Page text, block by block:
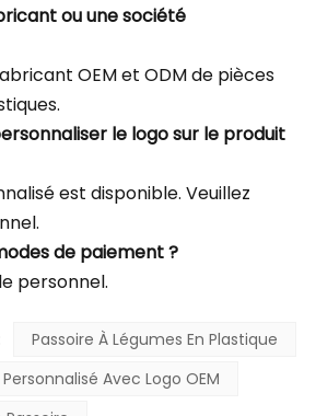
ou une société
OEM et ODM de pièces
le logo sur le produit
est disponible. Veuillez
de paiement ?
personnel.
Passoire À Légumes En Plastique
Avec Logo OEM